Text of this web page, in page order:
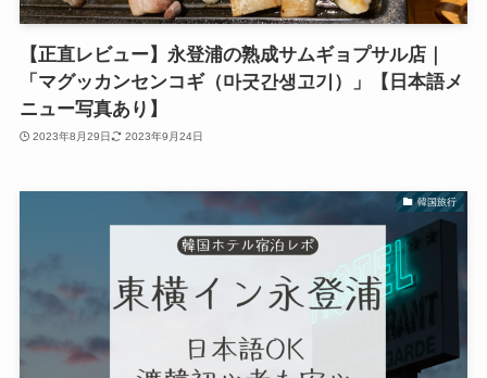
【正直レビュー】永登浦の熟成サムギョプサル店｜
「マグッカンセンコギ（마굿간생고기）」【日本語メ
ニュー写真あり】
2023年8月29日 2023年9月24日
韓国旅行